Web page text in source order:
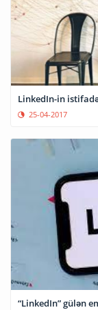
LinkedIn-in
25-04-2017
“LinkedIn” gülən